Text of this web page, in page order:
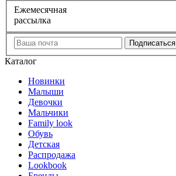
Ежемесячная
рассылка
Каталог
Новинки
Малыши
Девочки
Мальчики
Family look
Обувь
Детская
Распродажа
Lookbook